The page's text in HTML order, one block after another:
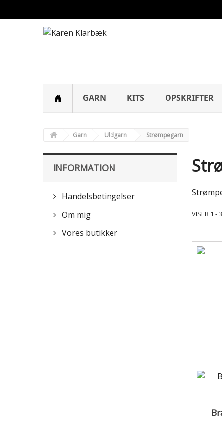
GARN KITS OPSKRIFTER
Garn Uldgarn Strømpegarn
INFORMATION
Handelsbetingelser
Om mig
Vores butikker
VISER 1 -